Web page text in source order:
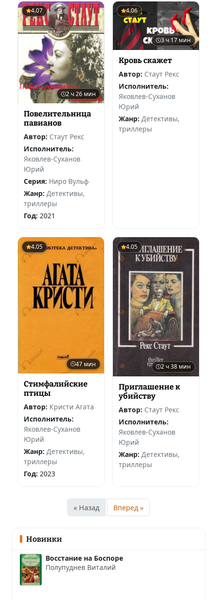
4.07
2 ч 26 мин
Повелительница
павианов
Автор: Стаут Рекс
Исполнитель:
Яковлев-Суханов
Юрий
Серия: Ниро Вульф
Жанр: Детективы,
триллеры
Год: 2021
4.06
3 ч 17 мин
Кровь скажет
Автор: Стаут Рекс
Исполнитель:
Яковлев-Суханов
Юрий
Жанр: Детективы,
триллеры
4.05
47 мин
Стимфалийские
птицы
Автор: Кристи Агата
Исполнитель:
Яковлев-Суханов
Юрий
Жанр: Детективы,
триллеры
Год: 2023
4.05
2 ч 38 мин
Приглашение к
убийству
Автор: Стаут Рекс
Исполнитель:
Яковлев-Суханов
Юрий
Жанр: Детективы,
триллеры
« Назад Вперед »
Новинки
Восстание на Боспоре
Полупуднев Виталий